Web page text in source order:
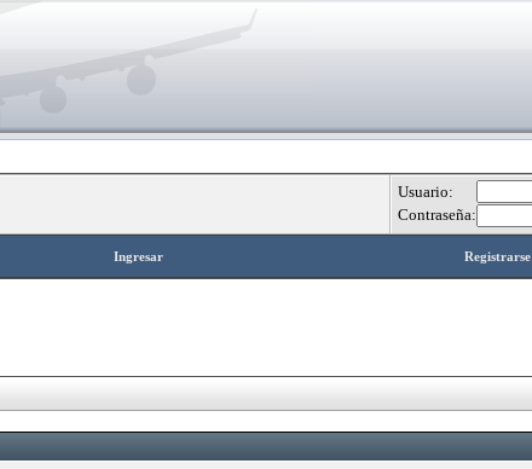
Usuario:
Contraseña:
Ingresar Registrarse